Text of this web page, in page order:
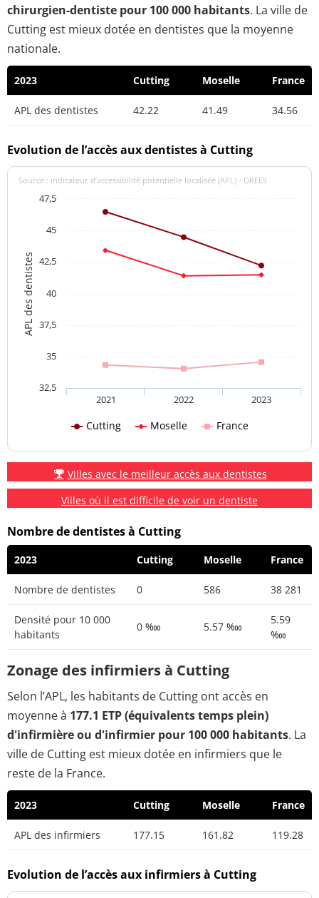
chirurgien-dentiste pour 100 000 habitants. La ville de
Cutting est mieux dotée en dentistes que la moyenne
nationale.
2023 Cutting Moselle France
APL des dentistes 42.22 41.49 34.56
Evolution de l’accès aux dentistes à Cutting
APL des dentistes
Source : indicateur d’accessibilité potentielle localisée (APL) - DREES
Cutting Moselle France
2021 2022 2023
32,5
35
37,5
40
42,5
45
47,5
Villes avec le meilleur accès aux dentistes
Villes où il est difficile de voir un dentiste
Nombre de dentistes à Cutting
2023 Cutting Moselle France
Nombre de dentistes 0 586 38 281
Densité pour 10 000
habitants
0 ‱ 5.57 ‱
5.59
‱
Zonage des infirmiers à Cutting
Selon l’APL, les habitants de Cutting ont accès en
moyenne à 177.1 ETP (équivalents temps plein)
d'infirmière ou d'infirmier pour 100 000 habitants. La
ville de Cutting est mieux dotée en infirmiers que le
reste de la France.
2023 Cutting Moselle France
APL des infirmiers 177.15 161.82 119.28
Evolution de l’accès aux infirmiers à Cutting